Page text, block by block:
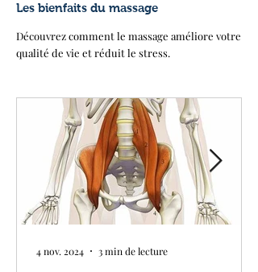
Les bienfaits du massage
Découvrez comment le massage améliore votre
qualité de vie et réduit le stress.
4 nov. 2024 3 min de lecture